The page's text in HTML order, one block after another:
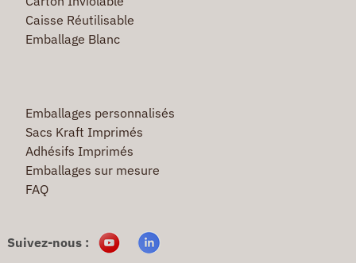
Caisse Réutilisable
Emballage Blanc
Emballages personnalisés
Sacs Kraft Imprimés
Adhésifs Imprimés
Emballages sur mesure
FAQ
Suivez-nous :